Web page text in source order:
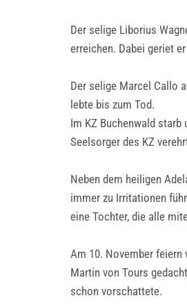
Der selige Liborius
erreichen. Dabei geriet
Der selige Marcel Callo
lebte bis zum Tod.
Im KZ Buchenwald
Seelsorger des KZ
Neben dem heiligen
immer zu Irritationen
eine Tochter, die alle
Am 10. November feiern
Martin von Tours
schon vorschattete.